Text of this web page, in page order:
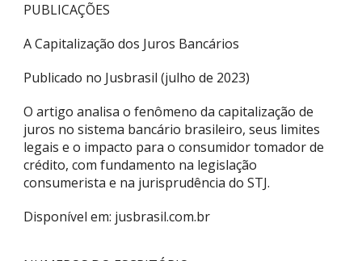
PUBLICAÇÕES
A Capitalização dos Juros Bancários
Publicado no Jusbrasil (julho de 2023)
O artigo analisa o fenômeno da capitalização de
juros no sistema bancário brasileiro, seus limites
legais e o impacto para o consumidor tomador de
crédito, com fundamento na legislação
consumerista e na jurisprudência do STJ.
Disponível em: jusbrasil.com.br